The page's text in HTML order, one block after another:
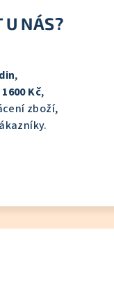
U NÁS?
,
1600 Kč,
zboží,